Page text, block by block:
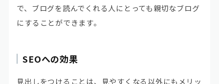
で、ブログを読んでくれる人にとっても親切なブログ
にすることができます。
SEOへの効果
見出しをつけることは、見やすくなる以外にもメリッ